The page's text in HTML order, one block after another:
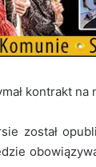
kontrakt
został